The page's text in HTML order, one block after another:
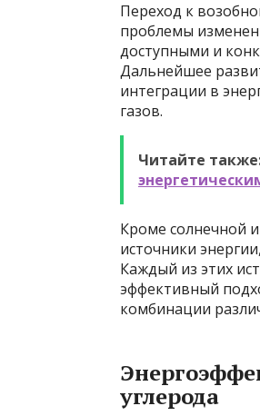
Переход к
проблемы
доступными и
Дальнейшее
интеграции в
газов.
Читайте
Кроме солнечной
источники
Каждый из этих
эффективный
комбинации
углерода